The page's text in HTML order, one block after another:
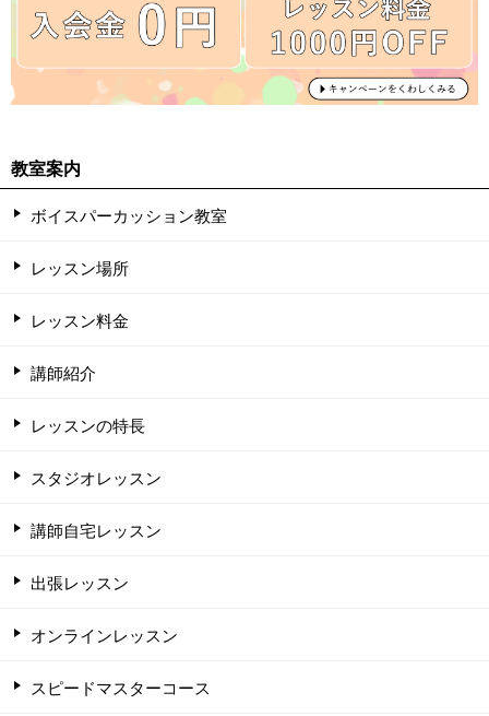
教室案内
ボイスパーカッション教室
レッスン場所
レッスン料金
講師紹介
レッスンの特長
スタジオレッスン
講師自宅レッスン
出張レッスン
オンラインレッスン
スピードマスターコース